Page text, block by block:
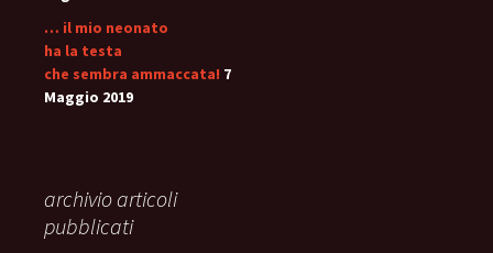
… il mio neonato
ha la testa
che sembra ammaccata! 7
Maggio 2019
archivio articoli
pubblicati